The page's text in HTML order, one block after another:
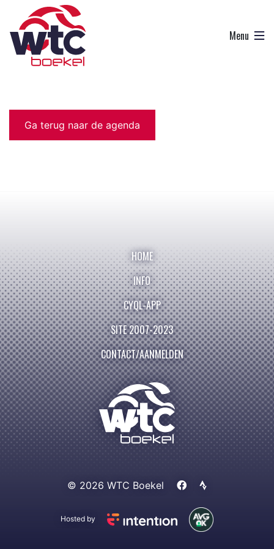
Ga terug naar de agenda
HOME
INFO
CYQL-APP
SITE 2007-2023
CONTACT/AANMELDEN
© 2026 WTC Boekel
Hosted by